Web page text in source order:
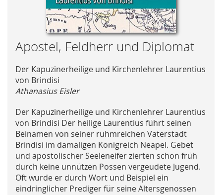
Skip
to
the
beginning
of
the
images
gallery
Apostel, Feldherr und Diplomat
Der Kapuzinerheilige und Kirchenlehrer Laurentius
von Brindisi
Athanasius Eisler
Der Kapuzinerheilige und Kirchenlehrer Laurentius
von Brindisi Der heilige Laurentius führt seinen
Beinamen von seiner ruhmreichen Vaterstadt
Brindisi im damaligen Königreich Neapel. Gebet
und apostolischer Seeleneifer zierten schon früh
durch keine unnützen Possen vergeudete Jugend.
Oft wurde er durch Wort und Beispiel ein
eindringlicher Prediger für seine Altersgenossen